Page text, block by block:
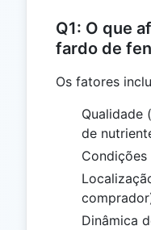
Q1: O que
fardo de
Os fatores
Qualidade
de
Condições
Dinâmica